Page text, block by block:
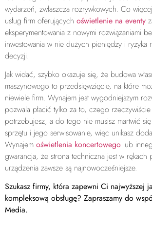
wydarzeń, zwłaszcza rozrywkowych. Co
usług firm oferujących oświetlenie na eventy
eksperymentowania z nowymi rozwiązaniami
inwestowania w nie dużych pieniędzy i ryzyka
decyzji.
Jak widać, szybko okazuje się, że budowa
maszynowego to przedsięwzięcie, na które
niewiele firm. Wynajem jest wygodniejszym
pozwala płacić tylko za to, czego
potrzebujesz, a do tego nie musisz martwić
sprzętu i jego serwisowanie, więc unikasz
Wynajem oświetlenia koncertowego lub
gwarancja, że strona techniczna jest w rękach
urządzenia zawsze są najnowocześniejsze.
Szukasz firmy, która zapewni Ci najwyższej
kompleksową obsługę? Zapraszamy do
Media.